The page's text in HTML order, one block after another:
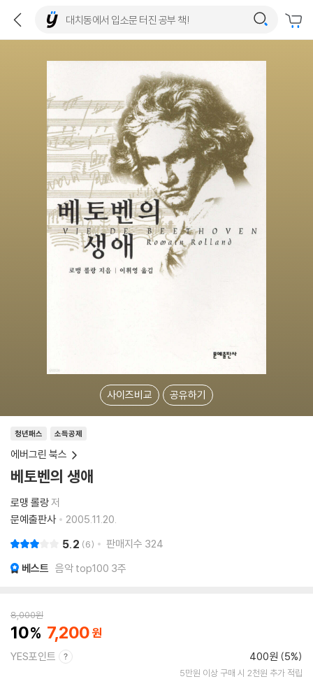
사이즈비교 공유하기
소득공제
청년패스
에버그린 북스
베토벤의 생애
로맹 롤랑저
문예출판사
2005.11.20.
5.2 6 판매지수 324
베스트 음악 top100 3주
8,000원
10 7,200
YES포인트 400원 (5%)
5만원 이상 구매 시 2천원 추가 적립